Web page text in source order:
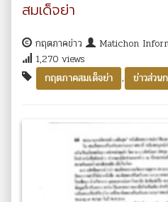
สมเด็จย่า
กฤตภาคข่าว Matichon
1,270 views
กฤตภาคสมเด็จย่า
, ข่าวส่วน